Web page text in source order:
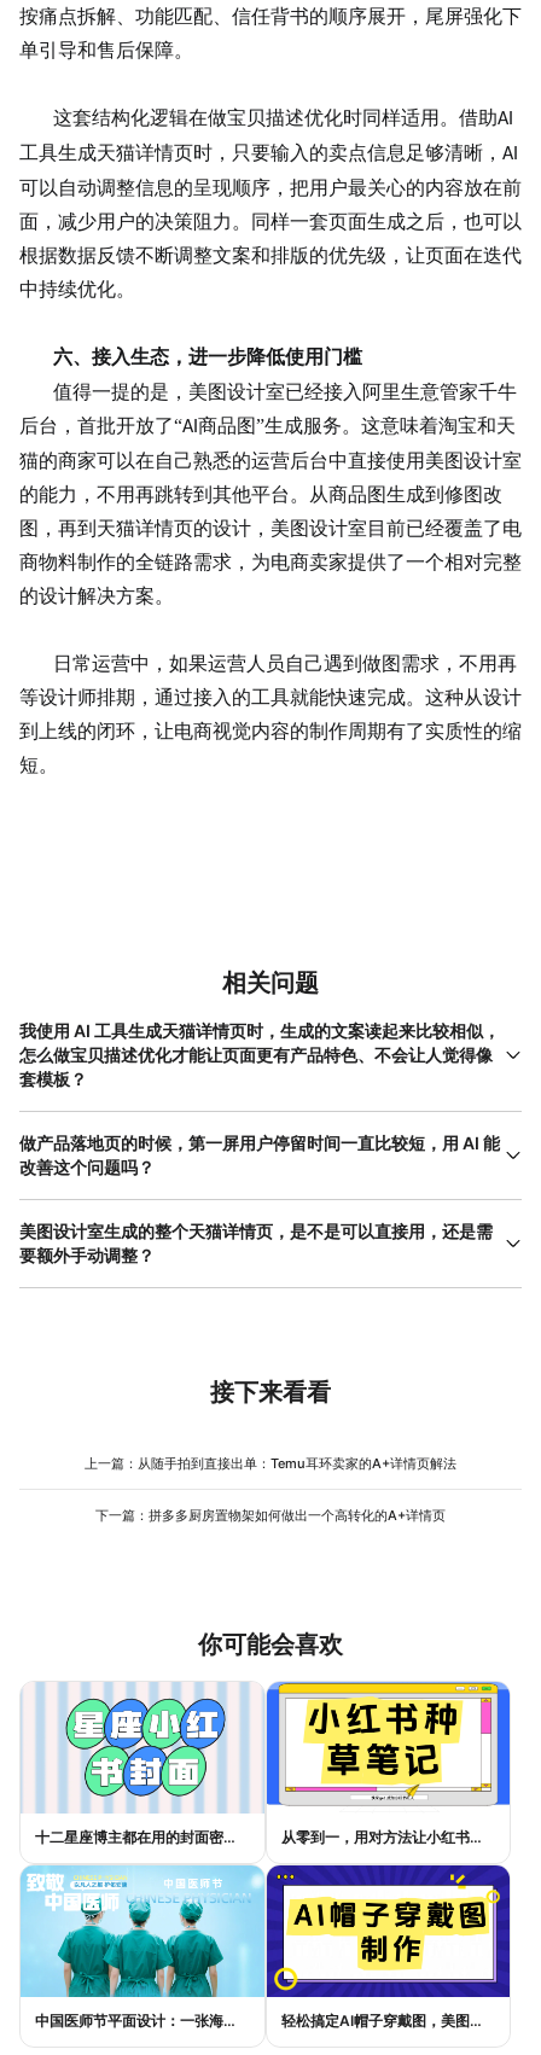
按痛点拆解、功能匹配、信任背书的顺序展开，尾屏强化下
单引导和售后保障。
这套结构化逻辑在做宝贝描述优化时同样适用。借助AI
工具生成天猫详情页时，只要输入的卖点信息足够清晰， AI
可以自动调整信息的呈现顺序，把用户最关心的内容放在前
面，减少用户的决策阻力。同样一套页面生成之后，也可以
根据数据反馈不断调整文案和排版的优先级，让页面在迭代
中持续优化。
六、接入生态，进一步降低使用门槛
值得一提的是，美图设计室已经接入阿里生意管家千牛
后台，首批开放了“AI 商品图”生成服务。这意味着淘宝和天
猫的商家可以在自己熟悉的运营后台中直接使用美图设计室
的能力，不用再跳转到其他平台。从商品图生成到修图改
图，再到天猫详情页的设计，美图设计室目前已经覆盖了电
商物料制作的全链路需求，为电商卖家提供了一个相对完整
的设计解决方案。
日常运营中，如果运营人员自己遇到做图需求，不用再
等设计师排期，通过接入的工具就能快速完成。这种从设计
到上线的闭环，让电商视觉内容的制作周期有了实质性的缩
短。
相关问题
我使用 AI 工具生成天猫详情页时，生成的文案读起来比较相似，
怎么做宝贝描述优化才能让页面更有产品特色、不会让人觉得像
套模板？
宝贝描述优化的关键在于输入的卖点信息是否足够精准。很多运营
直接丢一个产品名称让 AI 生成文案，出来的内容当然会比较泛泛。
正确的做法是，在生成天猫详情页之前，先把自己的产品卖点梳理
个商品，可以尝试生成多个版本，比较一下哪个版本的效果更好，
然后在 AI 生成的基础上做一些微调，保留自己产品的独特表达，这
做产品落地页的时候，第一屏用户停留时间一直比较短，用 AI 能
改善这个问题吗？
产品落地页的第一屏确实直接决定了用户会不会继续往下翻， AI 可
以在一定程度上帮助解决这个问题，但最终还是基于数据做判断。
具体的方法是，针对同一款商品，让 AI 分别生成不同风格的首屏设
案，把试错成本降下来，而真正决定跳失率能否改善的，还是你基
美图设计室生成的整个天猫详情页，是不是可以直接用，还是需
要额外手动调整？
美图设计室生成的天猫详情页已经具备了完整的页面框架和视觉基
的基础上做一些局部调整。实际操作中比较高效的流程是：先用 AI
快速搭建出天猫详情页的大框架，包括图片生成、文案填充和基础
计室也支持对生成的方案进行灵活调整，用户可以在保证效率的同
具体情况来把握。
接下来看看
上一篇： 从随手拍到直接出单：Temu耳环卖家的A+详情页解法
下一篇： 拼多多厨房置物架如何做出一个高转化的A+详情页
你可能会喜欢
十二星座博主都在用的封面密码，星座小红书封面标题这样写才吸睛 从零到一，用对方法让小红书种草笔记的流量自己找上门
中国医师节平面设计：一张海报如何讲好白衣故事 轻松搞定AI帽子穿戴图，美图设计室电商主图教程